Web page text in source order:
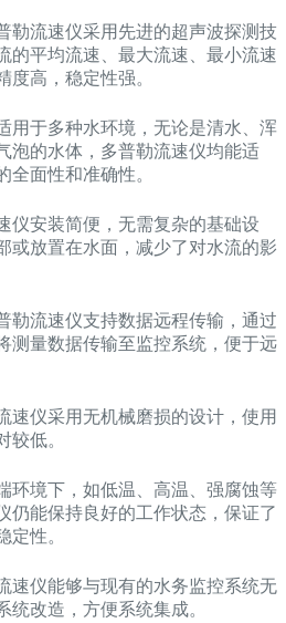
勒流速仪采用先进的超声波探测技
的平均流速、最大流速、最小流速
度高，稳定性强。
用于多种水环境，无论是清水、浑
泡的水体，多普勒流速仪均能适
全面性和准确性。
仪安装简便，无需复杂的基础设
或放置在水面，减少了对水流的影
勒流速仪支持数据远程传输，通过
测量数据传输至监控系统，便于远
速仪采用无机械磨损的设计，使用
较低。
环境下，如低温、高温、强腐蚀等
仍能保持良好的工作状态，保证了
定性。
速仪能够与现有的水务监控系统无
统改造，方便系统集成。